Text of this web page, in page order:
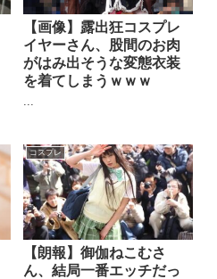
【画像】露出狂コスプレ
イヤーさん、股間のお肉
がはみ出そうな変態衣装
を着てしまうｗｗｗ
...
コスプレ
【朗報】御伽ねこむさ
ん、結局一番エッチだっ